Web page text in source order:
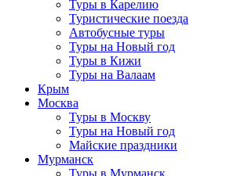
Туры в Карелию
Туристические поезда
Автобусные туры
Туры на Новый год
Туры в Кижи
Туры на Валаам
Крым
Москва
Туры в Москву
Туры на Новый год
Майские праздники
Мурманск
Туры в Мурманск